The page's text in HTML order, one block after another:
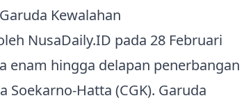
Kewalahan
NusaDaily.ID pada 28 Februari
enam hingga delapan penerbangan
(CGK). Garuda